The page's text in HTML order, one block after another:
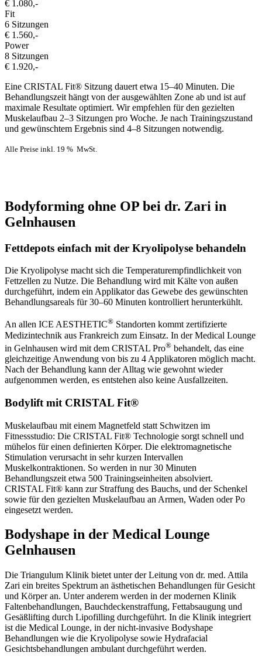
€ 1.080,-
Fit
6 Sitzungen
€ 1.560,-
Power
8 Sitzungen
€ 1.920,-
Eine CRISTAL Fit® Sitzung dauert etwa 15–40 Minuten. Die
Behandlungszeit hängt von der ausgewählten Zone ab und ist auf
maximale Resultate optimiert. Wir empfehlen für den gezielten
Muskelaufbau 2–3 Sitzungen pro Woche. Je nach Trainingszustand
und gewünschtem Ergebnis sind 4–8 Sitzungen notwendig.
Alle Preise inkl. 19 % MwSt.
Bodyforming ohne OP bei dr. Zari in
Gelnhausen
Fettdepots einfach mit der Kryolipolyse behandeln
Die Kryolipolyse macht sich die Temperaturempfindlichkeit von
Fettzellen zu Nutze. Die Behandlung wird mit Kälte von außen
durchgeführt, indem ein Applikator das Gewebe des gewünschten
Behandlungsareals für 30–60 Minuten kontrolliert herunterkühlt.
An allen ICE AESTHETIC® Standorten kommt zertifizierte
Medizintechnik aus Frankreich zum Einsatz. In der Medical Lounge
in Gelnhausen wird mit dem CRISTAL Pro® behandelt, das eine
gleichzeitige Anwendung von bis zu 4 Applikatoren möglich macht.
Nach der Behandlung kann der Alltag wie gewohnt wieder
aufgenommen werden, es entstehen also keine Ausfallzeiten.
Bodylift mit CRISTAL Fit®
Muskelaufbau mit einem Magnetfeld statt Schwitzen im
Fitnessstudio: Die CRISTAL Fit® Technologie sorgt schnell und
mühelos für einen definierten Körper. Die elektromagnetische
Stimulation verursacht in sehr kurzen Intervallen
Muskelkontraktionen. So werden in nur 30 Minuten
Behandlungszeit etwa 500 Trainingseinheiten absolviert.
CRISTAL Fit® kann zur Straffung des Bauchs, und der Schenkel
sowie für den gezielten Muskelaufbau an Armen, Waden oder Po
eingesetzt werden.
Bodyshape in der Medical Lounge
Gelnhausen
Die Triangulum Klinik bietet unter der Leitung von dr. med. Attila
Zari ein breites Spektrum an ästhetischen Behandlungen für Gesicht
und Körper an. Unter anderem werden in der modernen Klinik
Faltenbehandlungen, Bauchdeckenstraffung, Fettabsaugung und
Gesäßlifting durch Lipofilling durchgeführt. In die Klinik integriert
ist die Medical Lounge, in der nicht-invasive Bodyshape
Behandlungen wie die Kryolipolyse sowie Hydrafacial
Gesichtsbehandlungen ambulant durchgeführt werden.